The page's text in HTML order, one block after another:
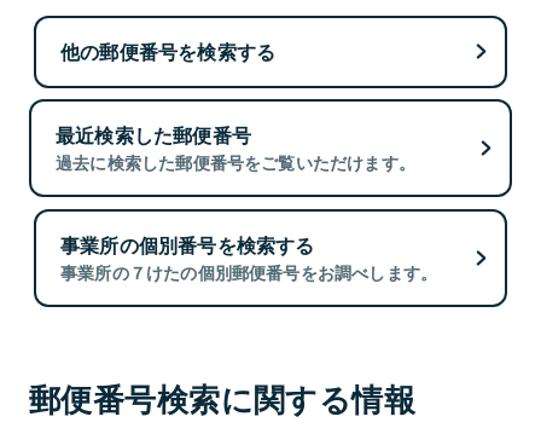
他の郵便番号を検索する
最近検索した郵便番号
過去に検索した郵便番号をご覧いただけます。
事業所の個別番号を検索する
事業所の７けたの個別郵便番号をお調べします。
郵便番号検索に関する情報